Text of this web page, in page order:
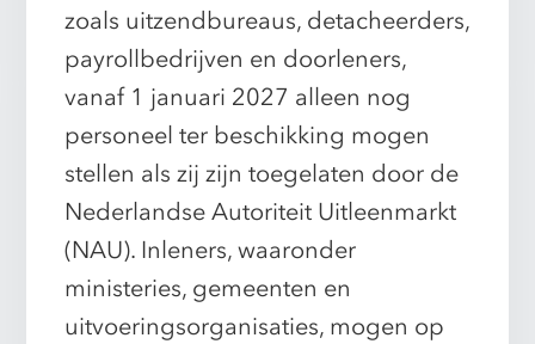
zoals uitzendbureaus, detacheerders,
payrollbedrijven en doorleners,
vanaf 1 januari 2027 alleen nog
personeel ter beschikking mogen
stellen als zij zijn toegelaten door de
Nederlandse Autoriteit Uitleenmarkt
(NAU). Inleners, waaronder
ministeries, gemeenten en
uitvoeringsorganisaties, mogen op